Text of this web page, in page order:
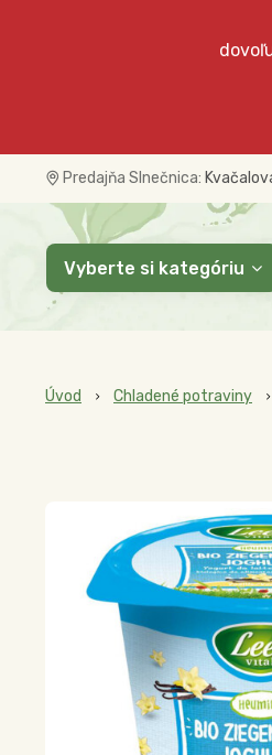
Predajňa Slnečnica:
Úvod Chladené potraviny
Vyberte si kategóriu